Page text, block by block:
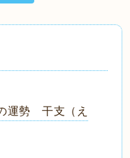
運勢 干支（え